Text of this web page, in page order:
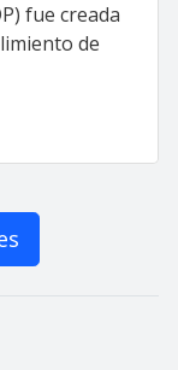
fue creada
de